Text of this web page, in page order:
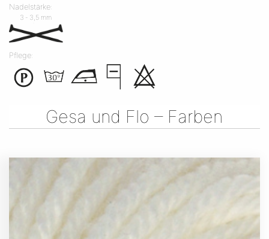
Nadelstärke:
3 ‐ 3,5 mm
Pflege:
Gesa und Flo – Farben